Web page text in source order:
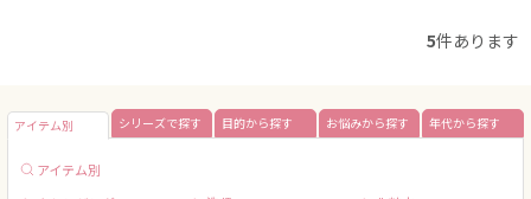
5件あります
アイテム別 シリーズで探す 目的から探す お悩みから探す 年代から探す
アイテム別